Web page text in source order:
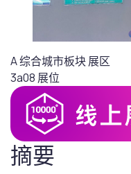
A 综合城市板块展区
3a08 展位
摘要